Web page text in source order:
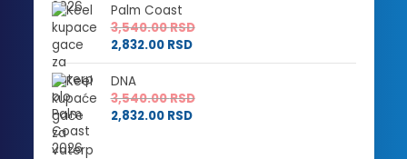
2,880.00 RSD
Palm Coast
3,540.00RSD
2,832.00 RSD
DNA
3,540.00RSD
2,832.00 RSD